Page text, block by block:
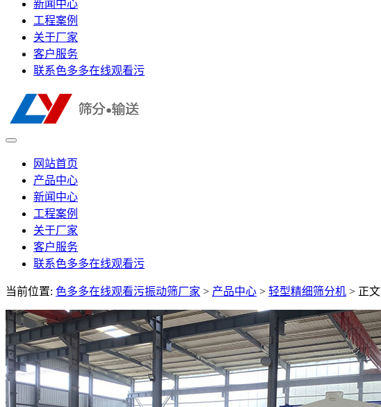
新闻中心
工程案例
关于厂家
客户服务
联系色多多在线观看污
网站首页
产品中心
新闻中心
工程案例
关于厂家
客户服务
联系色多多在线观看污
当前位置: 色多多在线观看污振动筛厂家 > 产品中心 > 轻型精细筛分机 > 正文